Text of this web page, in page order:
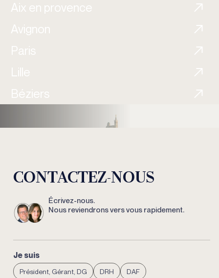
Aix en provence
Avignon
Paris
Lille
Béziers
CONTACTEZ-NOUS
Écrivez-nous.
Nous reviendrons vers vous rapidement.
Je suis
Président, Gérant, DG DRH DAF